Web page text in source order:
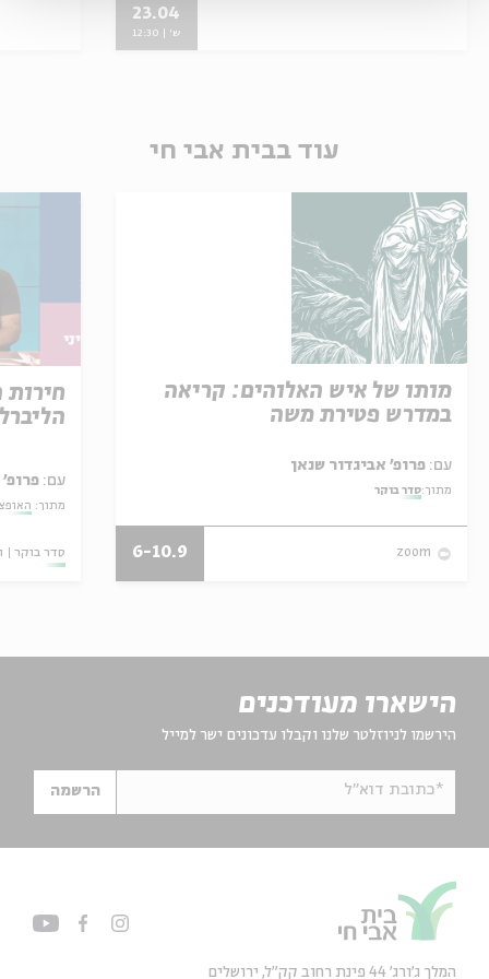
23.04
ש' | 12:30
עוד בבית אבי חי
מותו של איש האלוהים: קריאה
במדרש פטירת משה
עם:
מתוך:סדר בוקר
zoom
6-10.9
עם: פרופ'
מתוך:
סדר בוקר
הישארו מעודכנים
הירשמו לניוזלטר שלנו וקבלו עדכונים ישר למייל
*כתובת דוא"ל הרשמה
המלך ג'ורג' 44 פינת רחוב קק״ל, ירושלים